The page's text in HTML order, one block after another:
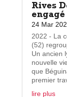
Rives
24 Mar
2022 - La
(52)
Un ancien
nouvelle
que
premier
lire plus